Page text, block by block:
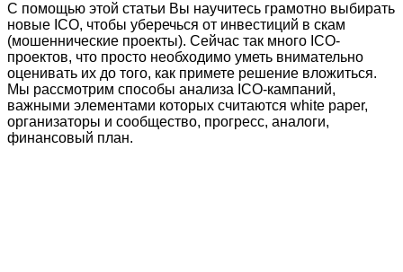
С помощью этой статьи Вы научитесь грамотно выбирать
новые ICO, чтобы уберечься от инвестиций в скам
(мошеннические проекты). Сейчас так много ICO-
проектов, что просто необходимо уметь внимательно
оценивать их до того, как примете решение вложиться.
Мы рассмотрим способы анализа ICO-кампаний,
важными элементами которых считаются white paper,
организаторы и сообщество, прогресс, аналоги,
финансовый план.